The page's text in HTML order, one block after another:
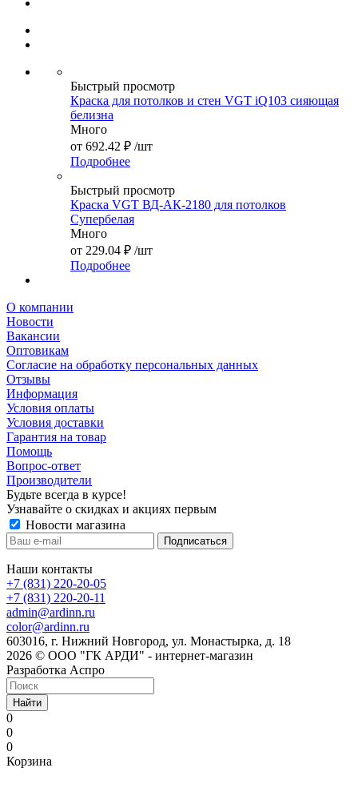
Быстрый просмотр
Краска для потолков и стен VGT iQ103 сияющая
белизна
Много
от 692.42 ₽ /шт
Подробнее
Быстрый просмотр
Краска VGT ВД-АК-2180 для потолков
Супербелая
Много
от 229.04 ₽ /шт
Подробнее
О компании
Новости
Вакансии
Оптовикам
Cогласие на обработку персональных данных
Отзывы
Информация
Условия оплаты
Условия доставки
Гарантия на товар
Помощь
Вопрос-ответ
Производители
Будьте всегда в курсе!
Узнавайте о скидках и акциях первым
Новости магазина
Наши контакты
+7 (831) 220-20-05
+7 (831) 220-20-11
admin@ardinn.ru
color@ardinn.ru
603016, г. Нижний Новгород, ул. Монастырка, д. 18
2026 © ООО "ГК АРДИ" - интернет-магазин
Разработка Аспро
Найти
0
0
0
Корзина